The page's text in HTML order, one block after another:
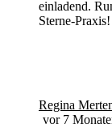
einladend.
Sterne-
Regina
vor 7